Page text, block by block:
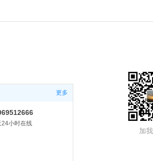
更多
24小时在线
加